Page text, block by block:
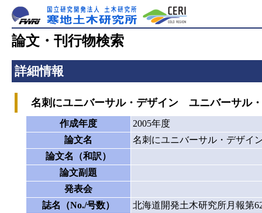
論文・刊行物検索
詳細情報
名刺にユニバーサル・デザイン ユニバーサル
作成年度
2005年度
論文名
名刺にユニバーサル・デザ
論文名（和訳）
論文副題
発表会
誌名（No./号数）
北海道開発土木研究所月報第